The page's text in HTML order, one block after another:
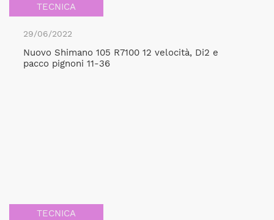
TECNICA
29/06/2022
Nuovo Shimano 105 R7100 12 velocità, Di2 e
pacco pignoni 11-36
TECNICA